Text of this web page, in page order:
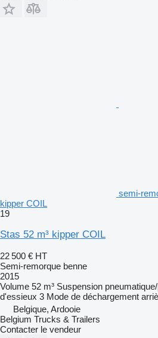
semi-
kipper COIL
19
Stas 52 m³ kipper COIL
22 500 € HT
Semi-remorque benne
2015
Volume 52 m³ Suspension
d'essieux 3 Mode de déchargement
Belgique, Ardooie
Belgium Trucks & Trailers
Contacter le vendeur